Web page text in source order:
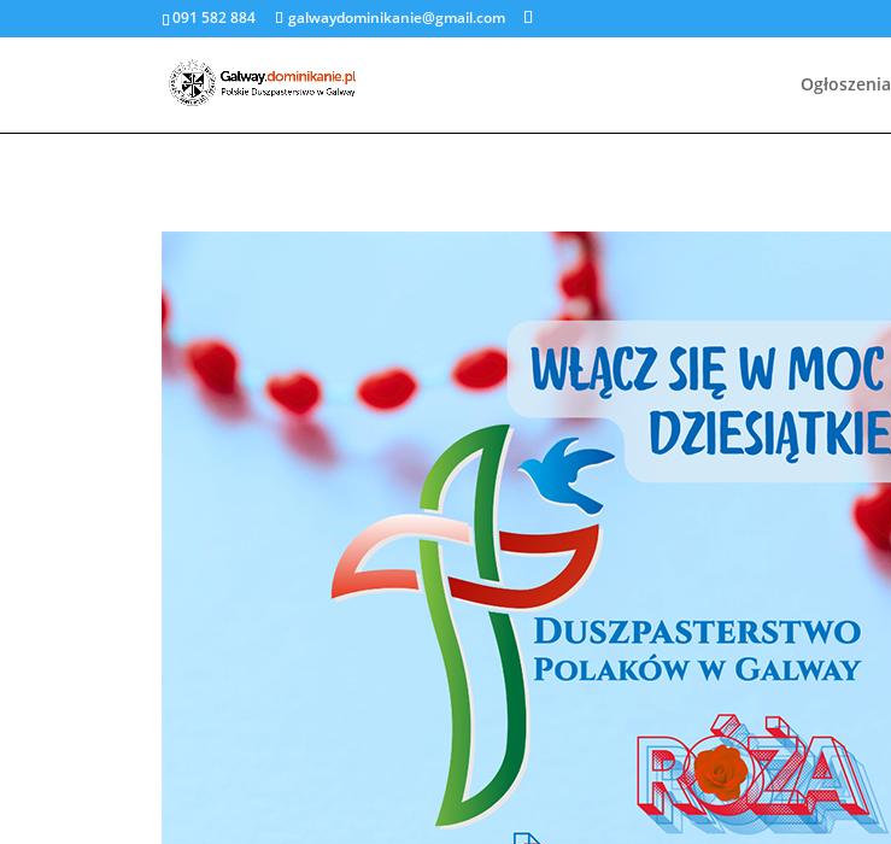
091 582 884 galwaydominikanie@gmail.com
Ogłoszenia